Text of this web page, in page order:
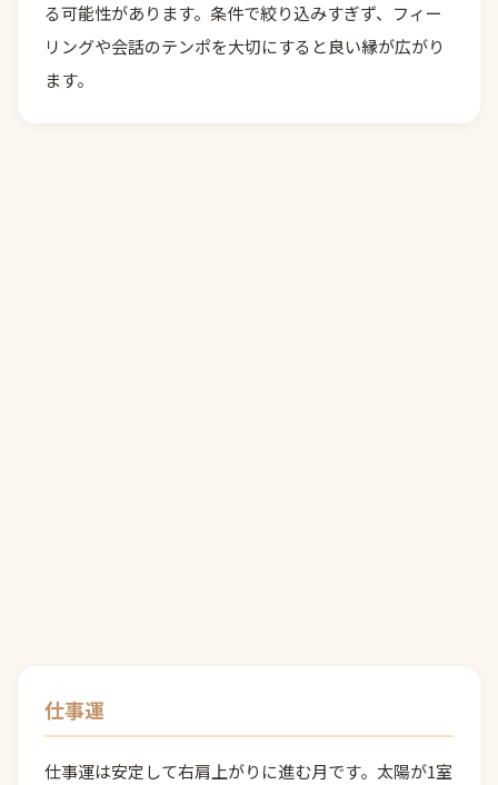
る可能性があります。条件で絞り込みすぎず、フィー
リングや会話のテンポを大切にすると良い縁が広がり
ます。
仕事運
仕事運は安定して右肩上がりに進む月です。太陽が1室